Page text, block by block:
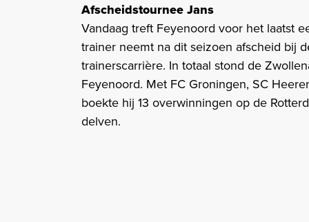
Afscheidstournee Jans
Vandaag treft Feyenoord voor het laatst
trainer neemt na dit seizoen afscheid bij
trainerscarrière. In totaal stond de
Feyenoord. Met FC Groningen, SC
boekte hij 13 overwinningen op de
delven.